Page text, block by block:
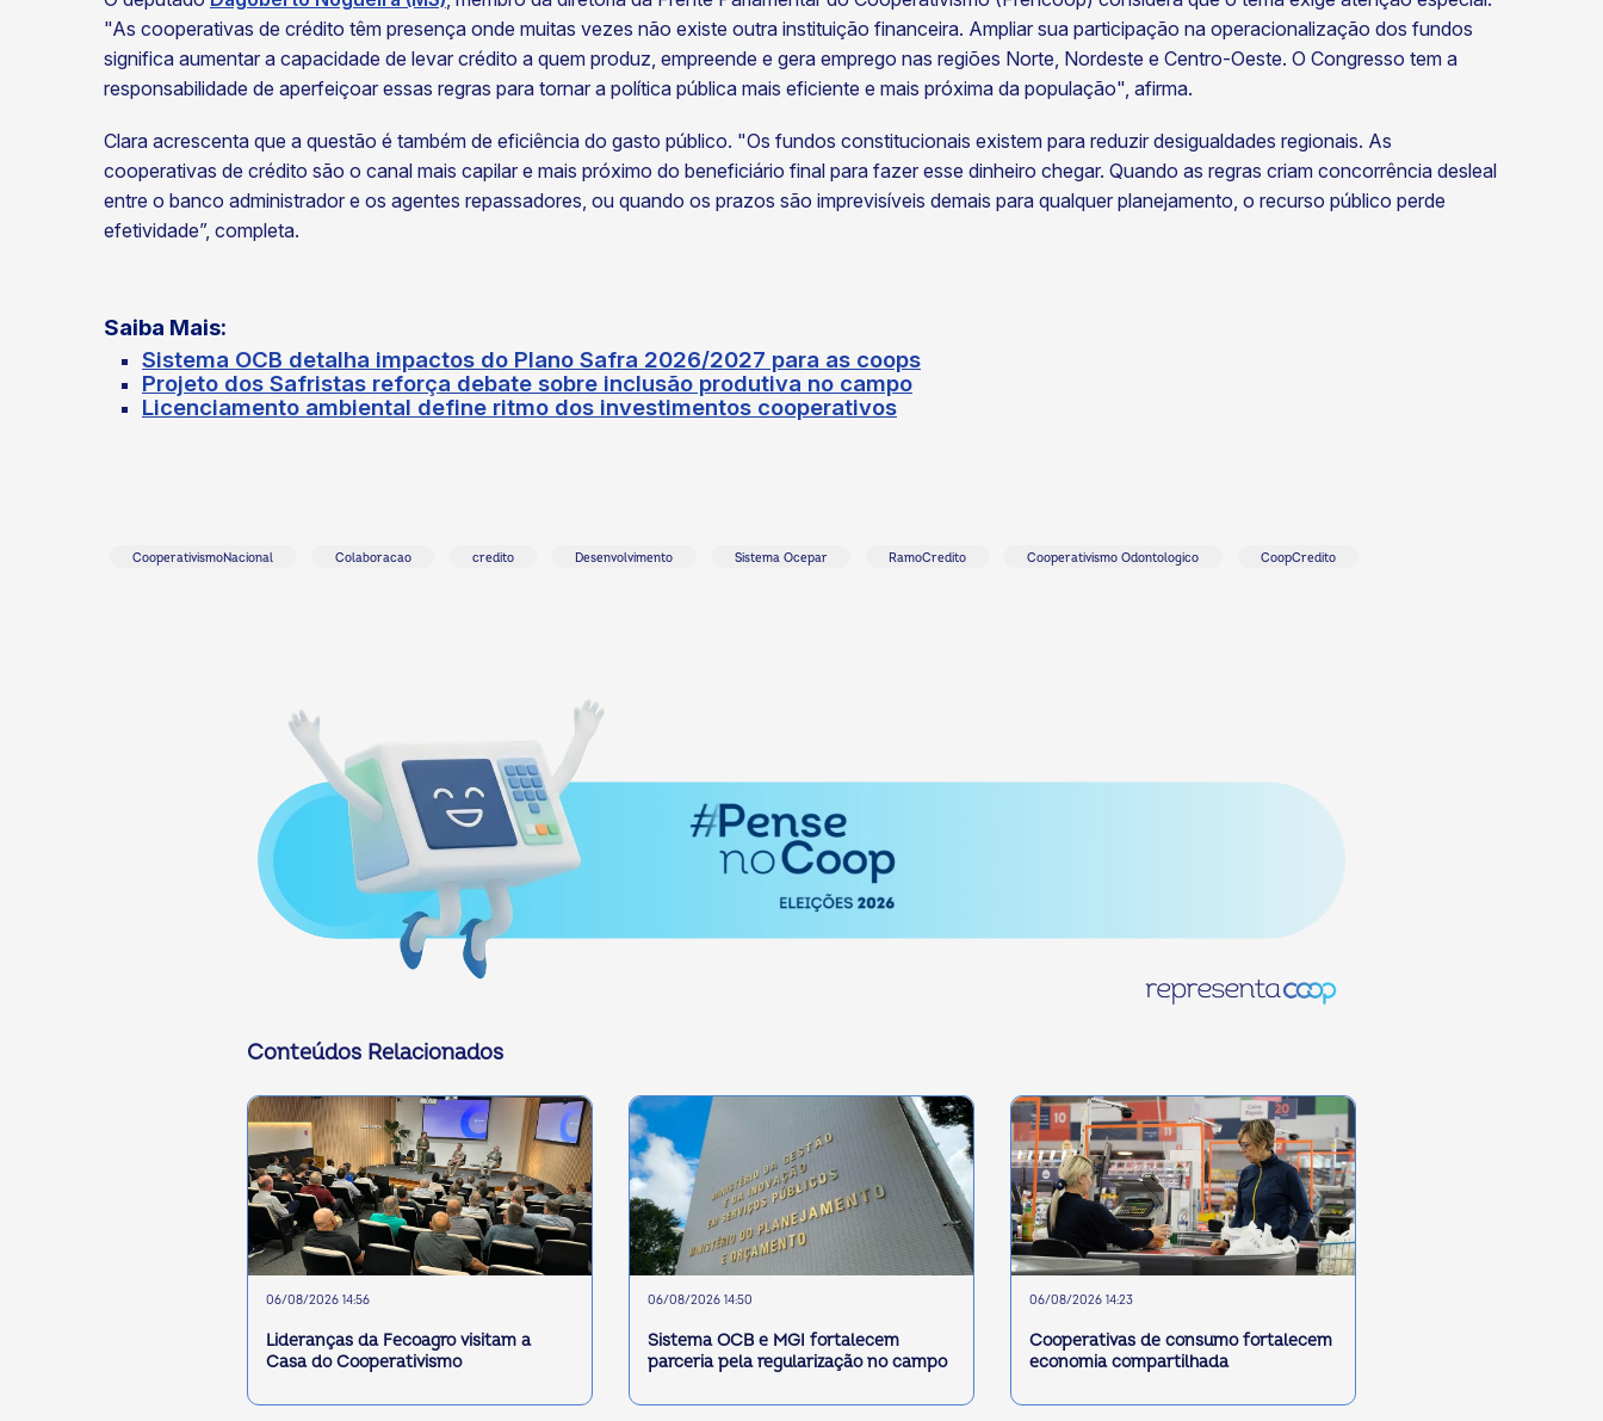
"As cooperativas de crédito têm presença onde muitas vezes não existe outra instituição financeira. Ampliar sua participação na operacionalização dos fundos
significa aumentar a capacidade de levar crédito a quem produz, empreende e gera emprego nas regiões Norte, Nordeste e Centro-Oeste. O Congresso tem a
responsabilidade de aperfeiçoar essas regras para tornar a política pública mais eficiente e mais próxima da população", afirma.
Clara acrescenta que a questão é também de eficiência do gasto público. "Os fundos constitucionais existem para reduzir desigualdades regionais. As
cooperativas de crédito são o canal mais capilar e mais próximo do beneficiário final para fazer esse dinheiro chegar. Quando as regras criam concorrência desleal
entre o banco administrador e os agentes repassadores, ou quando os prazos são imprevisíveis demais para qualquer planejamento, o recurso público perde
efetividade”, completa.
Saiba Mais:
Sistema OCB detalha impactos do Plano Safra 2026/2027 para as coops
Projeto dos Safristas reforça debate sobre inclusão produtiva no campo
Licenciamento ambiental define ritmo dos investimentos cooperativos
CooperativismoNacional Colaboracao credito Desenvolvimento Sistema Ocepar RamoCredito Cooperativismo Odontologico CoopCredito
Conteúdos Relacionados
06/08/2026 14:56
Lideranças da Fecoagro visitam a
Casa do Cooperativismo
06/08/2026 14:50
Sistema OCB e MGI fortalecem
parceria pela regularização no campo
06/08/2026 14:23
Cooperativas de consumo fortalecem
economia compartilhada